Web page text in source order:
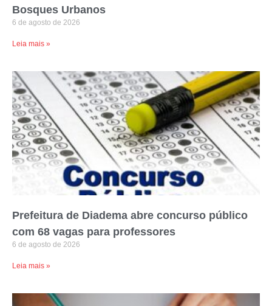
Bosques Urbanos
6 de agosto de 2026
Leia mais »
Prefeitura de Diadema abre concurso público
com 68 vagas para professores
6 de agosto de 2026
Leia mais »